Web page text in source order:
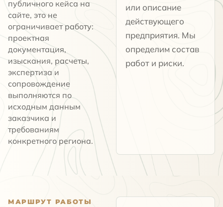
публичного кейса на
сайте, это не
ограничивает работу:
проектная
документация,
изыскания, расчеты,
экспертиза и
сопровождение
выполняются по
исходным данным
заказчика и
требованиям
конкретного региона.
или описание
действующего
предприятия. Мы
определим состав
работ и риски.
МАРШРУТ РАБОТЫ